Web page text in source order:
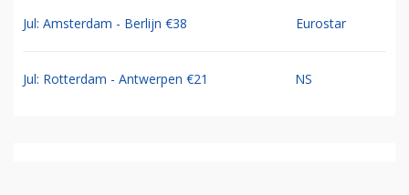
Jul: Amsterdam - Berlijn €38 Eurostar
Jul: Rotterdam - Antwerpen €21 NS